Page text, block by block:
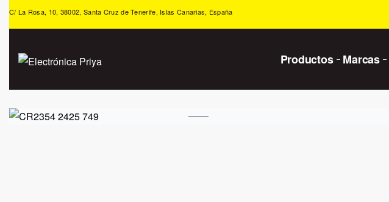
C/ La Rosa, 10, 38002, Santa Cruz de Tenerife, Islas Canarias, España
Productos Marcas